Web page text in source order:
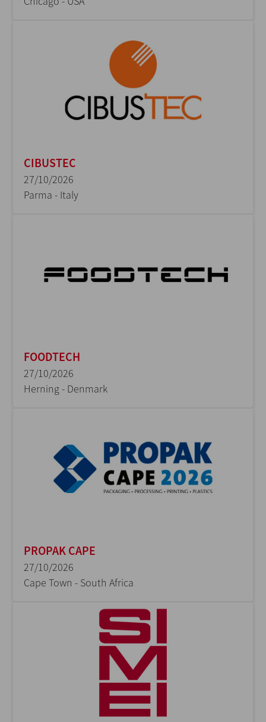
CIBUSTEC
27/10/2026
Parma - Italy
FOODTECH
27/10/2026
Herning - Denmark
PROPAK CAPE
27/10/2026
Cape Town - South Africa